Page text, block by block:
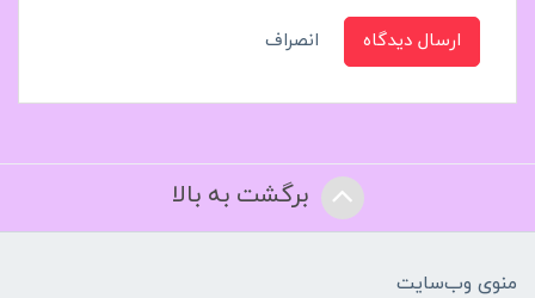
ارسال دیدگاه انصراف
برگشت به بالا
منوی وب‌سایت